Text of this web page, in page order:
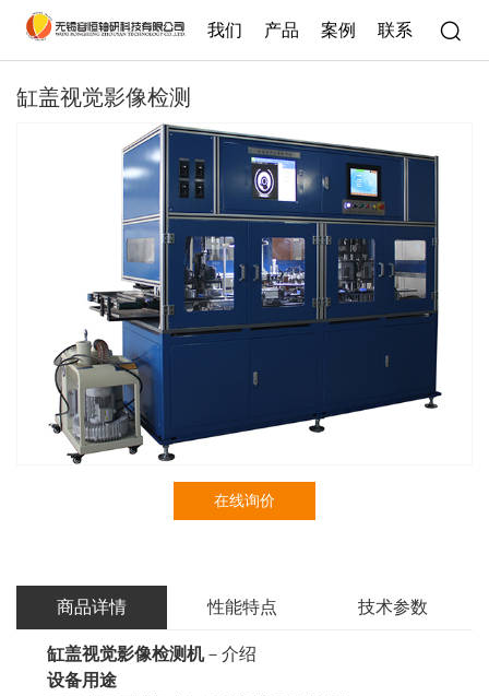
我们 产品 案例 联系
缸盖视觉影像检测
在线询价
商品详情 性能特点 技术参数
缸盖视觉影像检测机－介绍
设备用途